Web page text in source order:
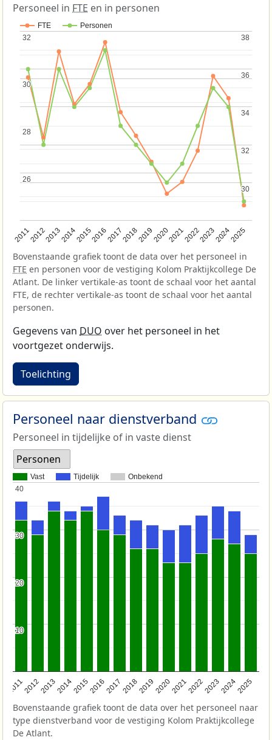
Personeel in FTE en in personen
FTE Personen
201120122013201420152016201720182019202020212022202320242025
26
26
28
28
30
30
32
32
30
30
32
32
34
34
36
36
38
38
Bovenstaande grafiek toont de data over het personeel in
FTE en personen voor de vestiging Kolom Praktijkcollege De
Atlant. De linker vertikale-as toont de schaal voor het aantal
FTE, de rechter vertikale-as toont de schaal voor het aantal
personen.
Gegevens van DUO over het personeel in het
voortgezet onderwijs.
Toelichting
Personeel naar dienstverband
Personeel in tijdelijke of in vaste dienst
Personen
Vast Tijdelijk Onbekend
201120122013201420152016201720182019202020212022202320242025
10
10
20
20
30
30
40
40
Bovenstaande grafiek toont de data over het personeel naar
type dienstverband voor de vestiging Kolom Praktijkcollege
De Atlant.